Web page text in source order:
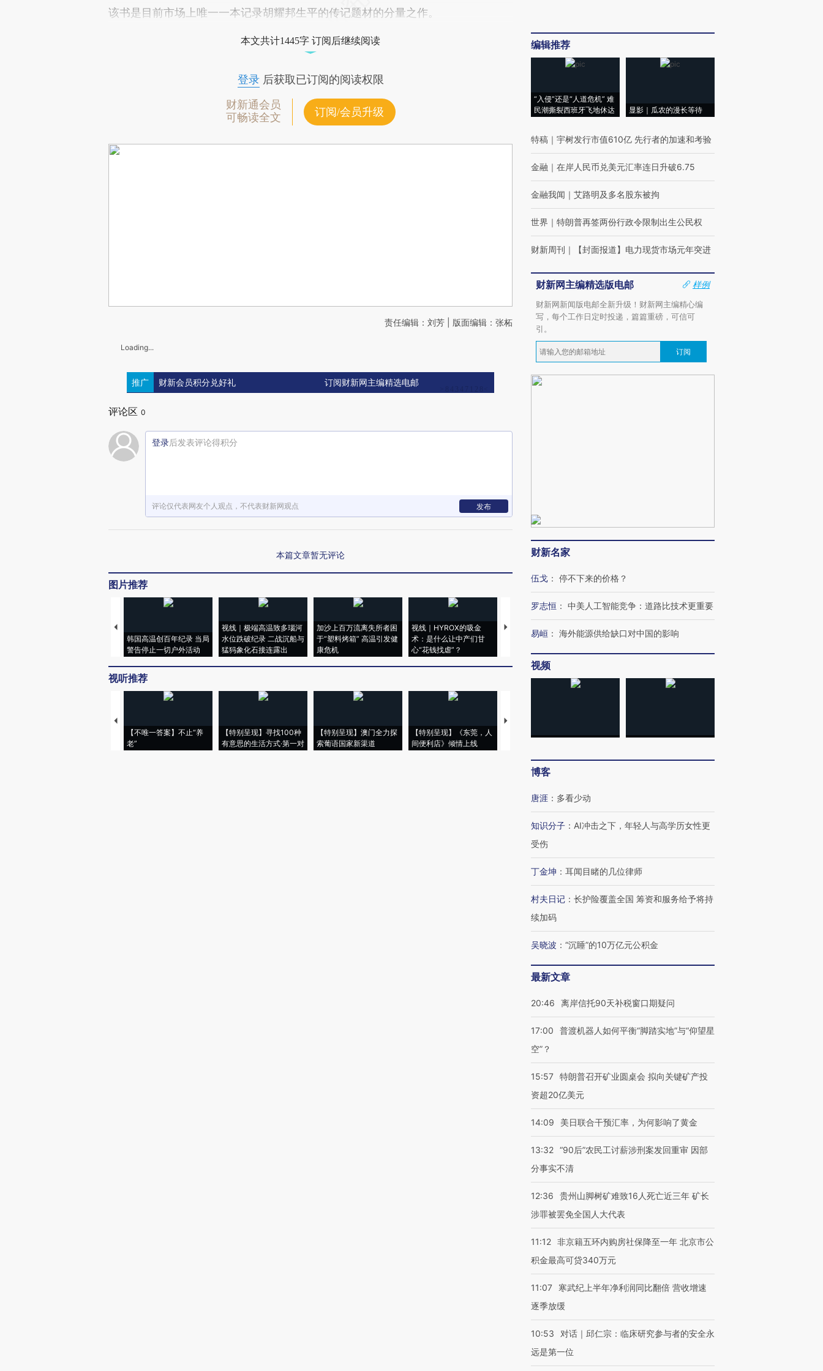
该书是目前市场上唯一一本记录胡耀邦生平的传记题材的分量之作。
本文共计1445字 订阅后继续阅读
登录后获取已订阅的阅读权限
财新通会员
可畅读全文
订阅/会员升级
责任编辑：刘芳 | 版面编辑：张柘
Loading...
推广 财新会员积分兑好礼 订阅财新网主编精选电邮
评论区 0
登录后发表评论得积分
评论仅代表网友个人观点，不代表财新网观点 发布
本篇文章暂无评论
图片推荐
韩国高温创百年纪录 当局
警告停止一切户外活动
视线｜极端高温致多瑙河
水位跌破纪录 二战沉船与
猛犸象化石接连露出
加沙上百万流离失所者困
于“塑料烤箱” 高温引发健
康危机
视线｜HYROX的吸金
术：是什么让中产们甘
心“花钱找虐”？
马航飞行员跨国走私7万
粒摇头丸 尿检体内含3种
视线｜被称为“蟑螂”的印
度Z世代 用街头抗争将教
视听推荐
【不唯一答案】不止“养
老”
【特别呈现】寻找100种
有意思的生活方式·第一对
【特别呈现】澳门全力探
索葡语国家新渠道
【特别呈现】《东莞，人
间便利店》倾情上线
【推广】走进第四届链博
编辑推荐
“入侵”还是“人道危机” 难
民潮撕裂西班牙飞地休达
显影｜瓜农的漫长等待
特稿 ｜ 宇树发行市值610亿 先行者的加速和考验
金融 ｜ 在岸人民币兑美元汇率连日升破6.75
金融我闻 ｜ 艾路明及多名股东被拘
世界 ｜ 特朗普再签两份行政令限制出生公民权
财新周刊 ｜ 【封面报道】电力现货市场元年突进
财新网主编精选版电邮
样例
财新网新闻版电邮全新升级！财新网主编精心编
写，每个工作日定时投递，篇篇重磅，可信可
引。
订阅
财新名家
伍戈 ： 停不下来的价格？
罗志恒 ： 中美人工智能竞争：道路比技术更重要
易峘 ： 海外能源供给缺口对中国的影响
视频
博客
唐涯 ： 多看少动
知识分子 ： AI冲击之下，年轻人与高学历女性更
受伤
丁金坤 ： 耳闻目睹的几位律师
村夫日记 ： 长护险覆盖全国 筹资和服务给予将持
续加码
吴晓波 ： “沉睡”的10万亿元公积金
最新文章
20:46 离岸信托90天补税窗口期疑问
17:00
普渡机器人如何平衡“脚踏实地”与“仰望星
空”？
15:57 特朗普召开矿业圆桌会 拟向关键矿产投
资超20亿美元
14:09 美日联合干预汇率，为何影响了黄金
13:32 “90后”农民工讨薪涉刑案发回重审 因部
分事实不清
12:36
贵州山脚树矿难致16人死亡近三年 矿长
涉罪被罢免全国人大代表
11:12 非京籍五环内购房社保降至一年 北京市公
积金最高可贷340万元
11:07
寒武纪上半年净利润同比翻倍 营收增速
逐季放缓
10:53
对话｜邱仁宗：临床研究参与者的安全永
远是第一位